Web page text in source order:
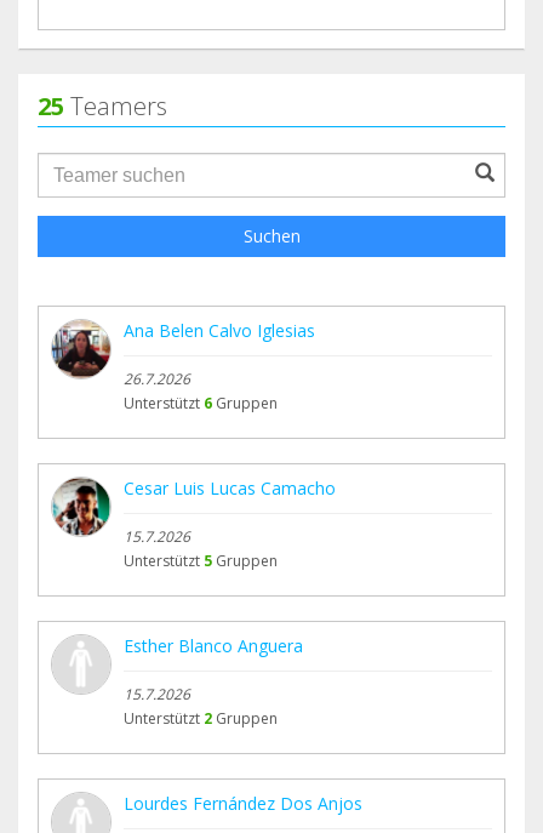
25 Teamers
groupProfile.searchForm.search.text???
Suchen
Ana Belen Calvo Iglesias
26.7.2026
Unterstützt 6 Gruppen
Cesar Luis Lucas Camacho
15.7.2026
Unterstützt 5 Gruppen
Esther Blanco Anguera
15.7.2026
Unterstützt 2 Gruppen
Lourdes Fernández Dos Anjos